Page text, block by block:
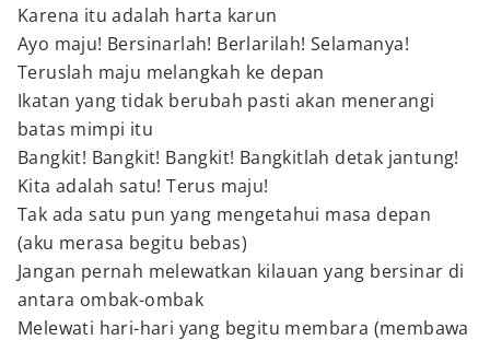
Karena itu adalah harta karun
Ayo maju! Bersinarlah! Berlarilah! Selamanya!
Teruslah maju melangkah ke depan
Ikatan yang tidak berubah pasti akan menerangi
batas mimpi itu
Bangkit! Bangkit! Bangkit! Bangkitlah detak jantung!
Kita adalah satu! Terus maju!
Tak ada satu pun yang mengetahui masa depan
(aku merasa begitu bebas)
Jangan pernah melewatkan kilauan yang bersinar di
antara ombak-ombak
Melewati hari-hari yang begitu membara (membawa